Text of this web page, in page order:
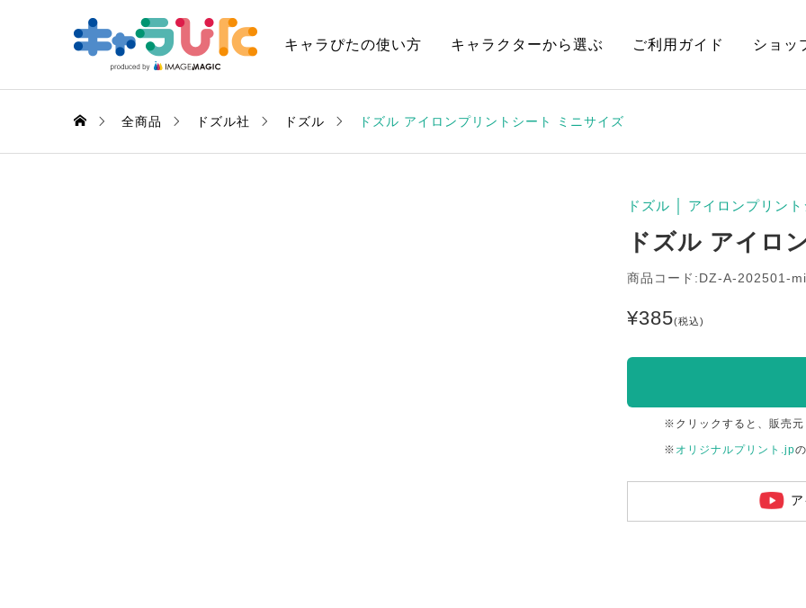
キャラぴたの使い方 キャラクターから選ぶ ご利用ガイド ショッ
全商品 ドズル社 ドズル ドズル アイロンプリントシート ミニサイズ
ドズル アイロンプリント
ドズル アイロ
商品コード:DZ-A-202501-
¥385(税込)
※クリックすると、販売元
※ オリジナルプリント.jp